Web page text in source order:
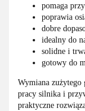
pomaga
poprawia
dobre
idealny do
solidne i
gotowy do
Wymiana zużytego
pracy silnika i
praktyczne